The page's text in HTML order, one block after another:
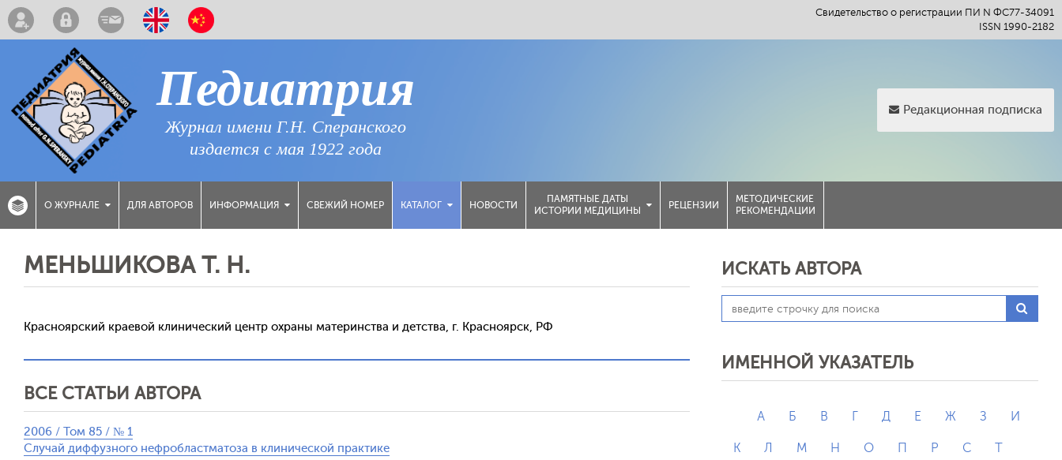
Свидетельство о регистрации ПИ N ФС77-34091
ISSN 1990-2182
Педиатрия
Журнал имени Г.Н. Сперанского
издается с мая 1922 года
Редакционная подписка
О ЖУРНАЛЕ ДЛЯ АВТОРОВ ИНФОРМАЦИЯ СВЕЖИЙ НОМЕР КАТАЛОГ НОВОСТИ
ПАМЯТНЫЕ ДАТЫ
ИСТОРИИ МЕДИЦИНЫ
РЕЦЕНЗИИ
МЕТОДИЧЕСКИЕ
РЕКОМЕНДАЦИИ
МЕНЬШИКОВА Т. Н.
Красноярский краевой клинический центр охраны материнства и детства, г. Красноярск, РФ
ВСЕ СТАТЬИ АВТОРА
2006 / Том 85 / № 1
Случай диффузного нефробластматоза в клинической практике
ИСКАТЬ АВТОРА
ИМЕННОЙ УКАЗАТЕЛЬ
А Б В Г Д Е Ж З И
К Л М Н О П Р С Т